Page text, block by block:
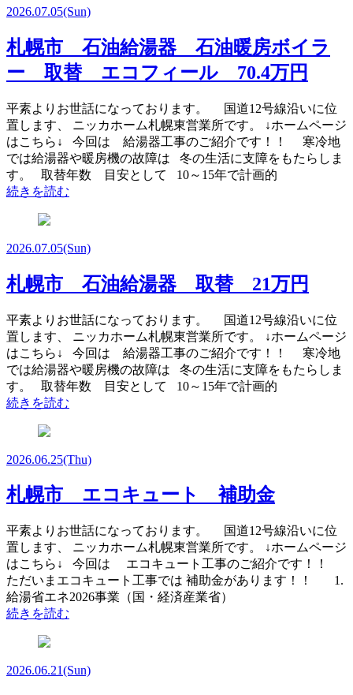
2026.07.05(Sun)
札幌市 石油給湯器 石油暖房ボイラ
ー 取替 エコフィール 70.4万円
平素よりお世話になっております。 国道12号線沿いに位
置します、 ニッカホーム札幌東営業所です。 ↓ホームページ
はこちら↓ 今回は 給湯器工事のご紹介です！！ 寒冷地
では給湯器や暖房機の故障は 冬の生活に支障をもたらしま
す。 取替年数 目安として 10～15年で計画的
続きを読む
2026.07.05(Sun)
札幌市 石油給湯器 取替 21万円
平素よりお世話になっております。 国道12号線沿いに位
置します、 ニッカホーム札幌東営業所です。 ↓ホームページ
はこちら↓ 今回は 給湯器工事のご紹介です！！ 寒冷地
では給湯器や暖房機の故障は 冬の生活に支障をもたらしま
す。 取替年数 目安として 10～15年で計画的
続きを読む
2026.06.25(Thu)
札幌市 エコキュート 補助金
平素よりお世話になっております。 国道12号線沿いに位
置します、 ニッカホーム札幌東営業所です。 ↓ホームページ
はこちら↓ 今回は エコキュート工事のご紹介です！！
ただいまエコキュート工事では 補助金があります！！ 1.
給湯省エネ2026事業（国・経済産業省）
続きを読む
2026.06.21(Sun)